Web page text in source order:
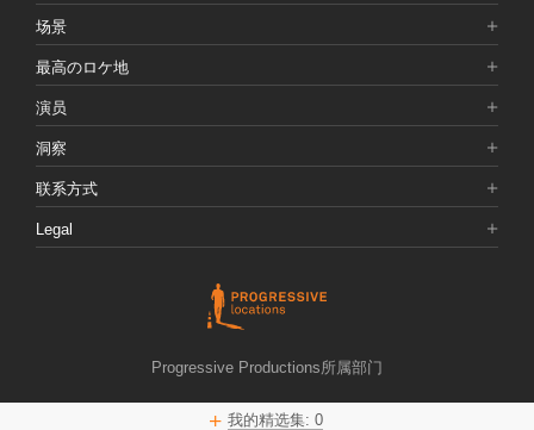
我的精选集: 0
场景
最高のロケ地
演员
洞察
联系方式
Legal
Progressive Productions所属部门